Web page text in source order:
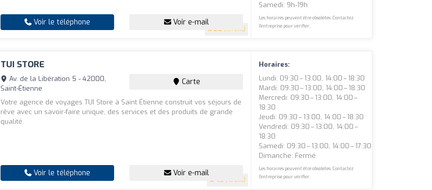
3.2 (151 avis)
Voir le téléphone Voir e-mail
Samedi: 9h-19h
Les horaires peuvent être obsolètes. Contactez
l'entreprise pour vérifier.
TUI STORE
4.5 (43 avis)
Av. de la Libération 5 - 42000,
Saint-Étienne
Carte
Votre agence de voyages TUI Store à Saint Étienne construit vos séjours de
rêve avec un savoir-faire unique, des services et des produits de grande
qualité.
Voir le téléphone Voir e-mail
Horaires:
Lundi: 09:30 – 13:00, 14:00 – 18:30
Mardi: 09:30 – 13:00, 14:00 – 18:30
Mercredi: 09:30 – 13:00, 14:00 –
18:30
Jeudi: 09:30 – 13:00, 14:00 – 18:30
Vendredi: 09:30 – 13:00, 14:00 –
18:30
Samedi: 09:30 – 13:00, 14:00 – 17:30
Dimanche: Fermé
Les horaires peuvent être obsolètes. Contactez
l'entreprise pour vérifier.